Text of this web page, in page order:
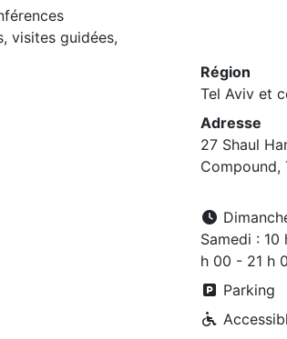
visites guidées,
Région
Tel Aviv et
Adresse
27 Shaul
Compound,
Samedi :
h 00 - 21 h
Parking